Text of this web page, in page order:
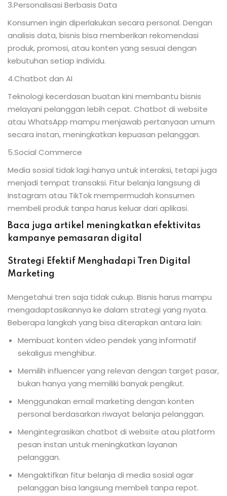
3.Personalisasi Berbasis Data
Konsumen ingin diperlakukan secara personal. Dengan
analisis data, bisnis bisa memberikan rekomendasi
produk, promosi, atau konten yang sesuai dengan
kebutuhan setiap individu.
4.Chatbot dan AI
Teknologi kecerdasan buatan kini membantu bisnis
melayani pelanggan lebih cepat. Chatbot di website
atau WhatsApp mampu menjawab pertanyaan umum
secara instan, meningkatkan kepuasan pelanggan.
5.Social Commerce
Media sosial tidak lagi hanya untuk interaksi, tetapi juga
menjadi tempat transaksi. Fitur belanja langsung di
Instagram atau TikTok mempermudah konsumen
membeli produk tanpa harus keluar dari aplikasi.
Baca juga artikel meningkatkan efektivitas
kampanye pemasaran digital
Strategi Efektif Menghadapi Tren Digital
Marketing
Mengetahui tren saja tidak cukup. Bisnis harus mampu
mengadaptasikannya ke dalam strategi yang nyata.
Beberapa langkah yang bisa diterapkan antara lain:
Membuat konten video pendek yang informatif
sekaligus menghibur.
Memilih influencer yang relevan dengan target pasar,
bukan hanya yang memiliki banyak pengikut.
Menggunakan email marketing dengan konten
personal berdasarkan riwayat belanja pelanggan.
Mengintegrasikan chatbot di website atau platform
pesan instan untuk meningkatkan layanan
pelanggan.
Mengaktifkan fitur belanja di media sosial agar
pelanggan bisa langsung membeli tanpa repot.